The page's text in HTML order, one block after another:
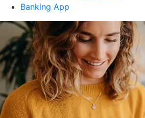
Banking App